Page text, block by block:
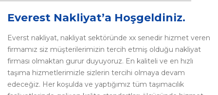
Everest Nakliyat’a Hoşgeldiniz.
Everst nakliyat, nakliyat sektöründe xx senedir hizmet veren
firmamız siz müşterilerimizin tercih etmiş olduğu nakliyat
firması olmaktan gurur duyuyoruz. En kaliteli ve en hızlı
taşıma hizmetlerimizle sizlerin tercihi olmaya devam
edeceğiz. Her koşulda ve yaptığımız tüm taşımacılık